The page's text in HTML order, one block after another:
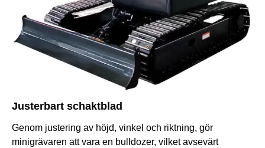
Justerbart schaktblad
Genom justering av höjd, vinkel och riktning, gör
minigrävaren att vara en bulldozer, vilket avsevärt